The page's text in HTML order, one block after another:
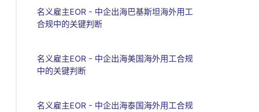
名义雇主EOR - 中企出海巴基斯坦海外用工
合规中的关键判断
名义雇主EOR - 中企出海美国海外用工合规
中的关键判断
名义雇主EOR - 中企出海泰国海外用工合规